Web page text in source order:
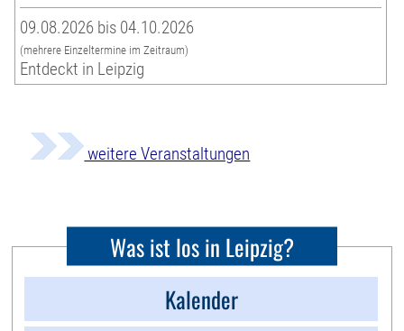
09.08.2026 bis 04.10.2026
(mehrere Einzeltermine im Zeitraum)
Entdeckt in Leipzig
weitere Veranstaltungen
Was ist los in Leipzig?
Kalender